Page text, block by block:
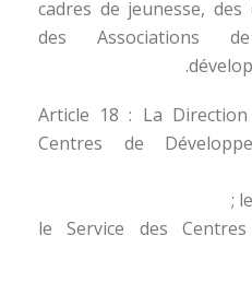
cadres de jeunesse,
des Associations
Article 18 : La
Centres de
– le Service des